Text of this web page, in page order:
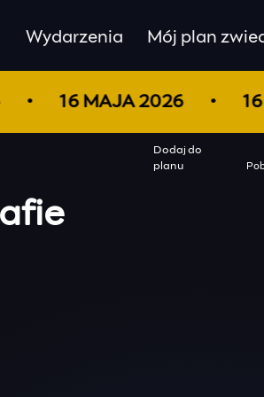
Wydarzenia Mój plan
16 MAJA 2026
Dodaj do
planu